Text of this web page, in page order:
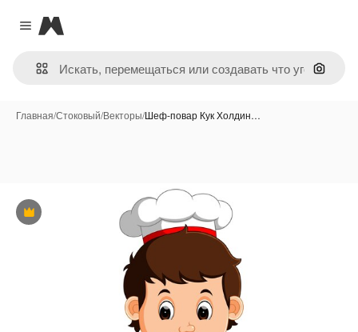
Close menu
Magnific
Поиск
Главная/Стоковый/Векторы/Шеф-повар Кук Холдин…
Премиум